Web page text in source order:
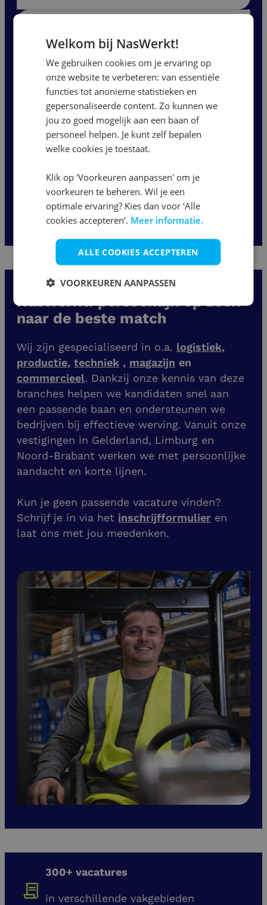
Rangeren
Eindhoven
18,76
22,82
per uur
40 uur
1 2 3...4
NasWerkt: persoonlijk op zoek
naar de beste match
Wij zijn gespecialiseerd in o.a. logistiek,
productie, techniek , magazijn en
commercieel. Dankzij onze kennis van deze
branches helpen we kandidaten snel aan
een passende baan en ondersteunen we
bedrijven bij effectieve werving. Vanuit onze
vestigingen in Gelderland, Limburg en
Noord-Brabant werken we met persoonlijke
aandacht en korte lijnen.
Kun je geen passende vacature vinden?
Schrijf je in via het inschrijfformulier en
laat ons met jou meedenken.
300+ vacatures
in verschillende vakgebieden
Welkom bij NasWerkt!
We gebruiken cookies om je ervaring op
onze website te verbeteren: van essentiële
functies tot anonieme statistieken en
gepersonaliseerde content. Zo kunnen we
jou zo goed mogelijk aan een baan of
personeel helpen. Je kunt zelf bepalen
welke cookies je toestaat.
Klik op 'Voorkeuren aanpassen' om je
voorkeuren te beheren. Wil je een
optimale ervaring? Kies dan voor ‘Alle
cookies accepteren’. Meer informatie.
ALLE COOKIES ACCEPTEREN
VOORKEUREN AANPASSEN